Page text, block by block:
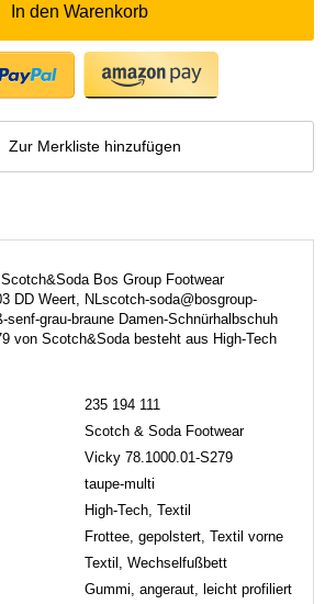
In den Warenkorb
Zur Merkliste hinzufügen
Bos Group Footwear
DD Weert, NLscotch-soda@bosgroup-
senf-grau-braune Damen-Schnürhalbschuh
von Scotch&Soda besteht aus High-Tech
235 194 111
Scotch & Soda Footwear
Vicky 78.1000.01-S279
taupe-multi
High-Tech, Textil
Frottee, gepolstert, Textil vorne
Textil, Wechselfußbett
Gummi, angeraut, leicht profiliert